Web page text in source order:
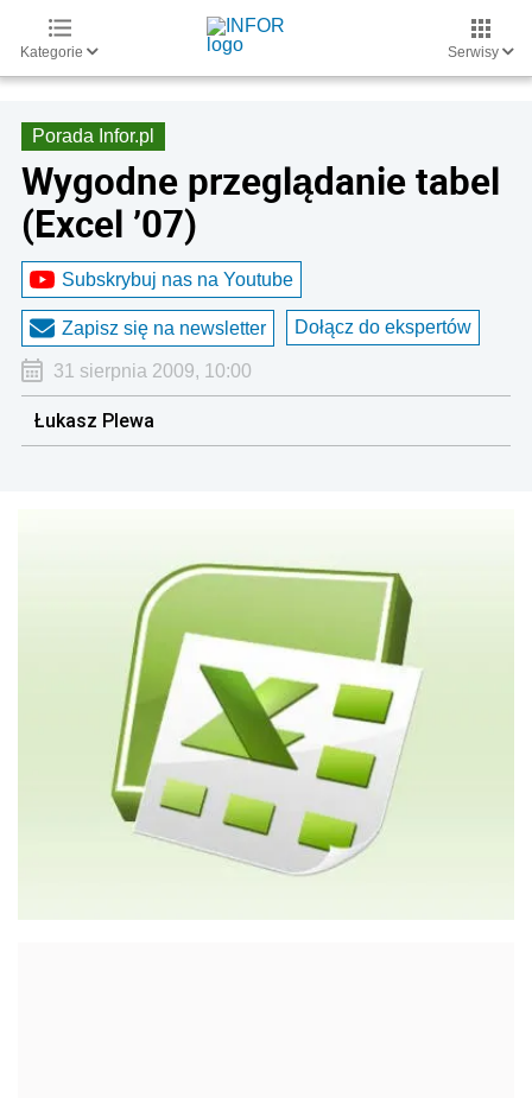
Kategorie Serwisy
Porada Infor.pl
Wygodne przeglądanie tabel
(Excel ’07)
Subskrybuj nas na Youtube
Zapisz się na newsletter Dołącz do ekspertów
31 sierpnia 2009, 10:00
Łukasz Plewa